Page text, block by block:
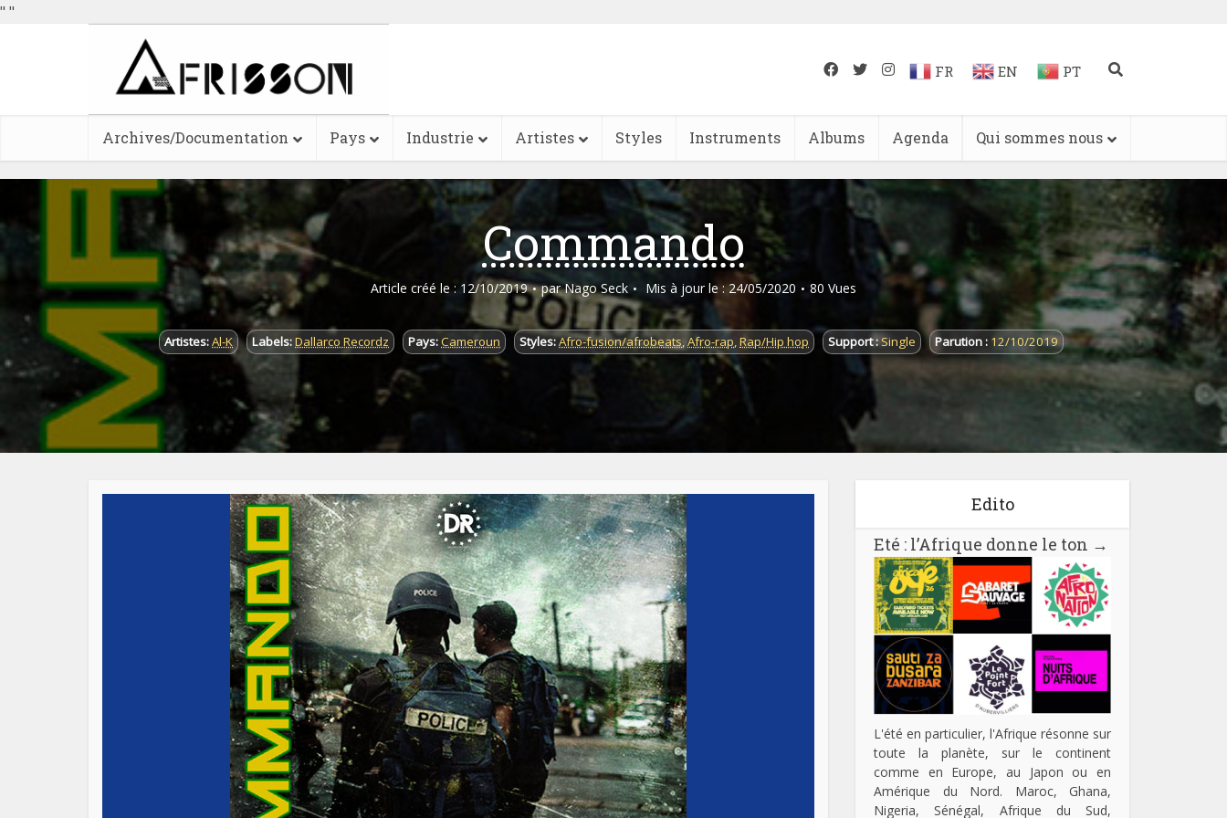
" "
FR EN PT
Archives/Documentation Pays Industrie Artistes Styles Instruments Albums Agenda Qui sommes nous
Commando
Article créé le : 12/10/2019 par Nago Seck Mis à jour le : 24/05/2020 80 Vues
Artistes:Al-K Labels:Dallarco Recordz Pays:Cameroun Styles:Afro-fusion/afrobeats,Afro-rap,Rap/Hip hop Support :Single Parution : 12/10/2019
Edito
Eté : l’Afrique donne le ton →
L'été en particulier, l'Afrique résonne sur
toute la planète, sur le continent
comme en Europe, au Japon ou en
Amérique du Nord. Maroc, Ghana,
Nigeria, Sénégal, Afrique du Sud,